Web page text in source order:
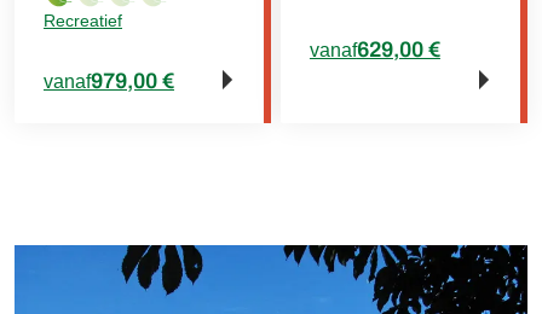
Recreatief
vanaf979,00 €
vanaf629,00 €